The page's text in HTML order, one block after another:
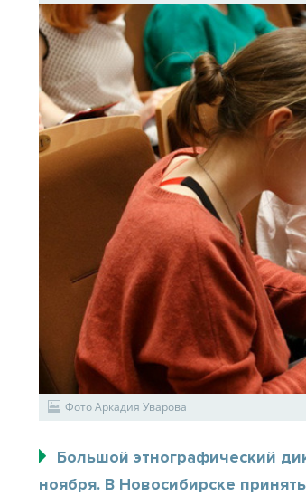
Фото Аркадия Уварова
Большой этнографический
ноября. В Новосибирске